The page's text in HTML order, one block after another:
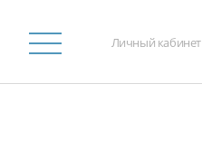
Личный кабинет